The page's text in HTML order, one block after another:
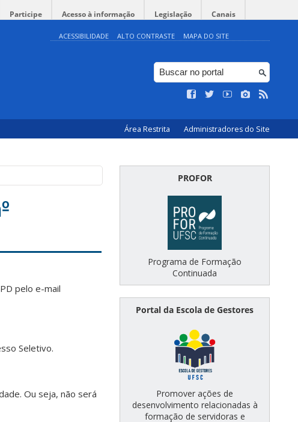
Participe Acesso à informação Legislação Canais
ACESSIBILIDADE ALTO CONTRASTE MAPA DO SITE
Área Restrita Administradores do Site
pelo e-mail
Seletivo.
Ou seja, não será
PROFOR
Programa de Formação
Continuada
Portal da Escola de Gestores
Promover ações de
desenvolvimento relacionadas à
formação de servidoras e